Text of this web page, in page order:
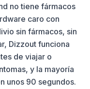
no tiene fármacos
caro con
sin fármacos, sin
Dizzout funciona
de viajar o
y la mayoría
unos 90 segundos.